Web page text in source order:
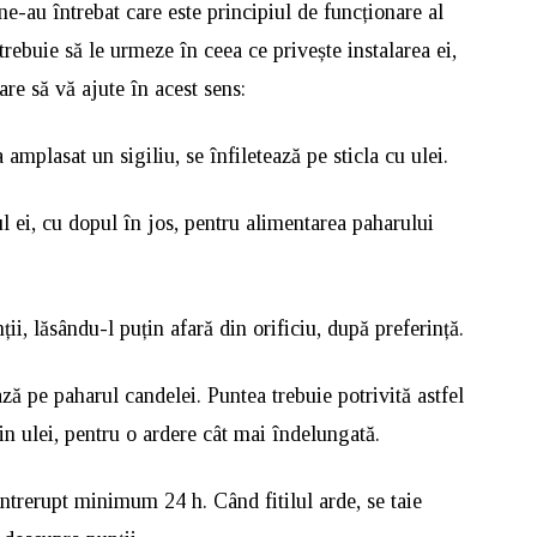
au întrebat care este principiul de funcționare al
să le urmeze în ceea ce privește instalarea ei,
să vă ajute în acest sens:
un sigiliu, se înfiletează pe sticla cu ulei.
ei, cu dopul în jos, pentru alimentarea paharului
lăsându-l puțin afară din orificiu, după preferință.
pe paharul candelei. Puntea trebuie potrivită astfel
ulei, pentru o ardere cât mai îndelungată.
minimum 24 h. Când fitilul arde, se taie